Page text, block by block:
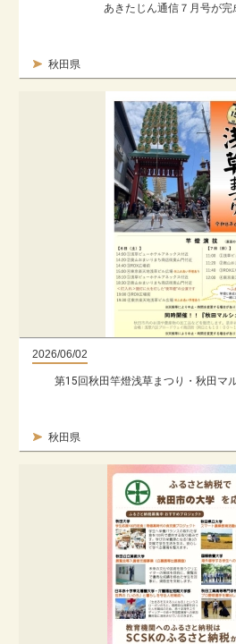
秋田県
あきたじん通信７月号が完
2026/06/02
秋田県
第15回秋田竿燈浅草まつり・秋田マ